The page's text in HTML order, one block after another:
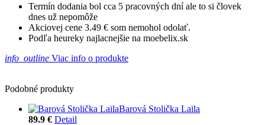
Termín dodania bol cca 5 pracovných dní ale to si človek
dnes už nepomôže
Akciovej cene 3.49 € som nemohol odolať.
Podľa heureky najlacnejšie na moebelix.sk
info_outline Viac info o produkte
Podobné produkty
Barová Stolička Laila
89.9 € Detail